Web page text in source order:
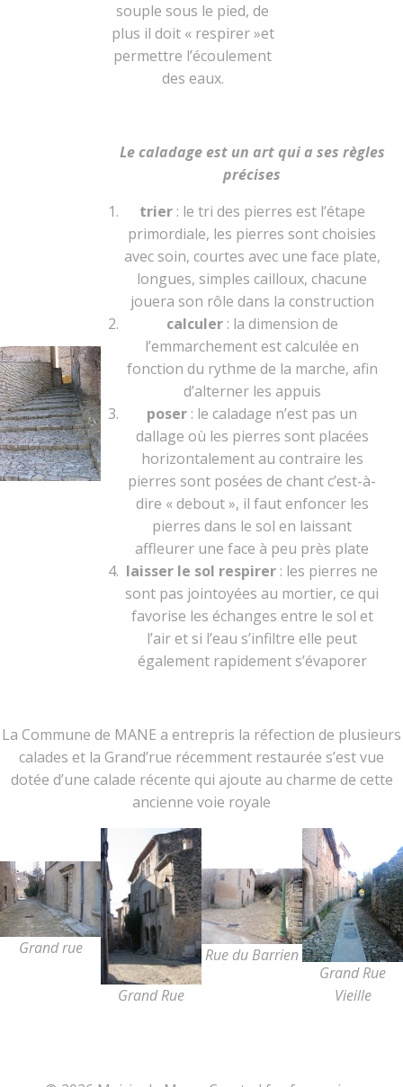
souple sous le pied, de
plus il doit « respirer »et
permettre l’écoulement
des eaux.
Le caladage est un art qui a ses règles
précises
trier: le tri des pierres est l’étape
primordiale, les pierres sont choisies
avec soin, courtes avec une face plate,
longues, simples cailloux, chacune
jouera son rôle dans la construction
calculer: la dimension de
l’emmarchement est calculée en
fonction du rythme de la marche, afin
d’alterner les appuis
poser : le caladage n’est pas un
dallage où les pierres sont placées
horizontalement au contraire les
pierres sont posées de chant c’est-à-
dire « debout », il faut enfoncer les
pierres dans le sol en laissant
affleurer une face à peu près plate
laisser le sol respirer : les pierres ne
sont pas jointoyées au mortier, ce qui
favorise les échanges entre le sol et
l’air et si l’eau s’infiltre elle peut
également rapidement s’évaporer
La Commune de MANE a entrepris la réfection de plusieurs
calades et la Grand’rue récemment restaurée s’est vue
dotée d’une calade récente qui ajoute au charme de cette
ancienne voie royale
Grand rue
Grand Rue
Rue du Barrien
Grand Rue
Vieille